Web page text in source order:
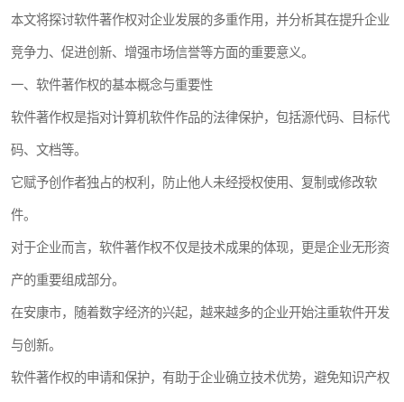
本文将探讨软件著作权对企业发展的多重作用，并分析其在提升企业
竞争力、促进创新、增强市场信誉等方面的重要意义。
一、软件著作权的基本概念与重要性
软件著作权是指对计算机软件作品的法律保护，包括源代码、目标代
码、文档等。
它赋予创作者独占的权利，防止他人未经授权使用、复制或修改软
件。
对于企业而言，软件著作权不仅是技术成果的体现，更是企业无形资
产的重要组成部分。
在安康市，随着数字经济的兴起，越来越多的企业开始注重软件开发
与创新。
软件著作权的申请和保护，有助于企业确立技术优势，避免知识产权